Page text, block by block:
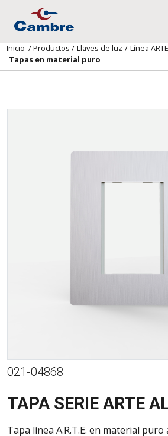
Inicio /Productos / Llaves de luz / Línea ARTE
Tapas en material puro
021-04868
TAPA SERIE ARTE
Tapa línea A.R.T.E. en material